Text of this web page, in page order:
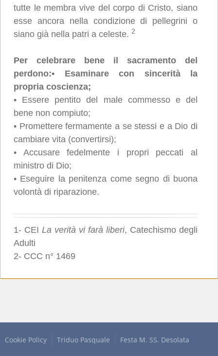
tutte le membra vive del corpo di Cristo, siano
esse ancora nella condizione di pellegrini o
siano già nella patri a celeste. 2
Per celebrare bene il sacramento del
perdono:• Esaminare con sincerità la
propria coscienza;
• Essere pentito del male commesso e del
bene non compiuto;
• Promettere fermamente a se stessi e a Dio di
cambiare vita (convertirsi);
• Accusare fedelmente i propri peccati al
ministro di Dio;
• Eseguire la penitenza come segno di buona
volontà di riparazione.
1- CEI La verità vi farà liberi, Catechismo degli
Adulti
2- CCC n° 1469
Cookie Policy Triduo Pasquale Festa M. SS. Desolata